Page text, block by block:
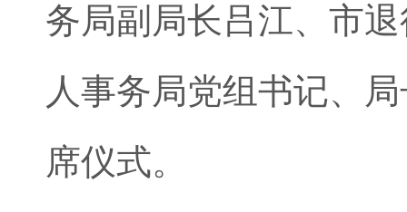
务局副局长吕江、市
人事务局党组书记、
席仪式。